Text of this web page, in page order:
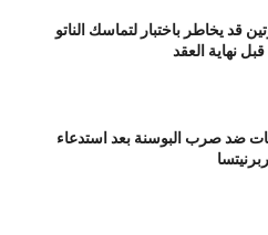
قد يخاطر باختبار لتماسك الناتو
نهاية العقد
ضد صرب البوسنة بعد استدعاء